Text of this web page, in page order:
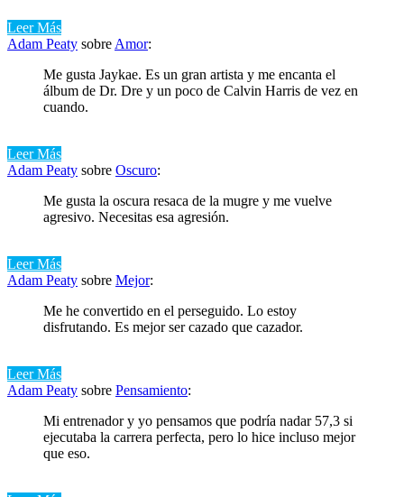
Leer Más
Adam Peaty sobre Amor:
Me gusta Jaykae. Es un gran artista y me encanta el
álbum de Dr. Dre y un poco de Calvin Harris de vez en
cuando.
Leer Más
Adam Peaty sobre Oscuro:
Me gusta la oscura resaca de la mugre y me vuelve
agresivo. Necesitas esa agresión.
Leer Más
Adam Peaty sobre Mejor:
Me he convertido en el perseguido. Lo estoy
disfrutando. Es mejor ser cazado que cazador.
Leer Más
Adam Peaty sobre Pensamiento:
Mi entrenador y yo pensamos que podría nadar 57,3 si
ejecutaba la carrera perfecta, pero lo hice incluso mejor
que eso.